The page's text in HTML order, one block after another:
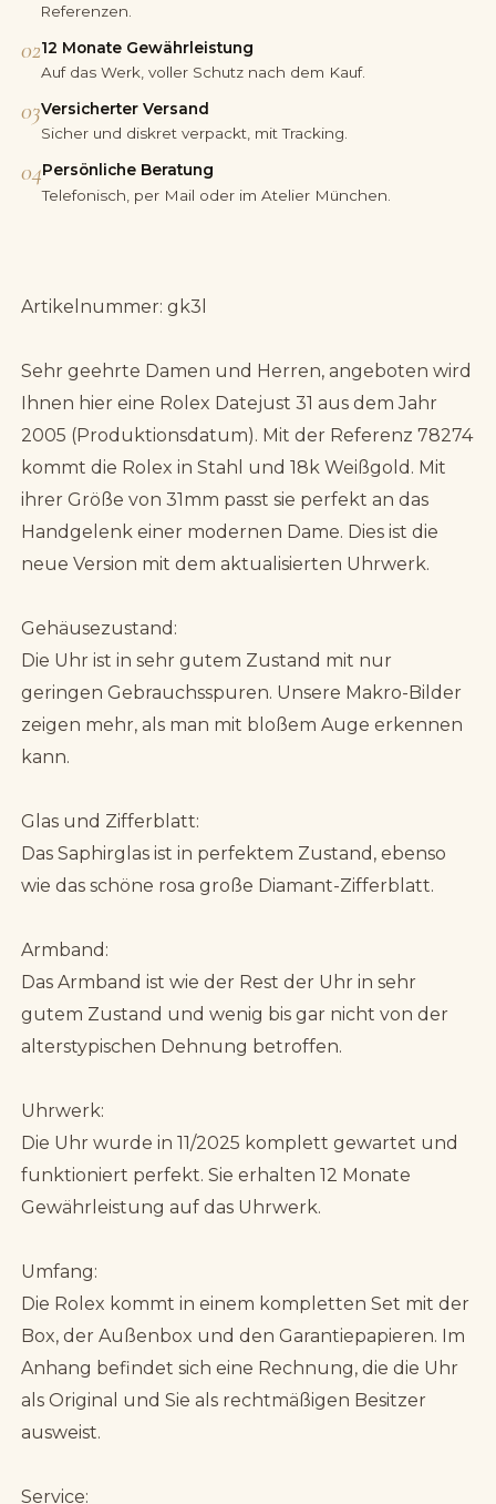
Referenzen.
0212 Monate Gewährleistung
Auf das Werk, voller Schutz nach dem Kauf.
03Versicherter Versand
Sicher und diskret verpackt, mit Tracking.
04Persönliche Beratung
Telefonisch, per Mail oder im Atelier München.
Artikelnummer: gk3l
Sehr geehrte Damen und Herren, angeboten wird
Ihnen hier eine Rolex Datejust 31 aus dem Jahr
2005 (Produktionsdatum). Mit der Referenz 78274
kommt die Rolex in Stahl und 18k Weißgold. Mit
ihrer Größe von 31mm passt sie perfekt an das
Handgelenk einer modernen Dame. Dies ist die
neue Version mit dem aktualisierten Uhrwerk.
Gehäusezustand:
Die Uhr ist in sehr gutem Zustand mit nur
geringen Gebrauchsspuren. Unsere Makro-Bilder
zeigen mehr, als man mit bloßem Auge erkennen
kann.
Glas und Zifferblatt:
Das Saphirglas ist in perfektem Zustand, ebenso
wie das schöne rosa große Diamant-Zifferblatt.
Armband:
Das Armband ist wie der Rest der Uhr in sehr
gutem Zustand und wenig bis gar nicht von der
alterstypischen Dehnung betroffen.
Uhrwerk:
Die Uhr wurde in 11/2025 komplett gewartet und
funktioniert perfekt. Sie erhalten 12 Monate
Gewährleistung auf das Uhrwerk.
Umfang:
Die Rolex kommt in einem kompletten Set mit der
Box, der Außenbox und den Garantiepapieren. Im
Anhang befindet sich eine Rechnung, die die Uhr
als Original und Sie als rechtmäßigen Besitzer
ausweist.
Service: